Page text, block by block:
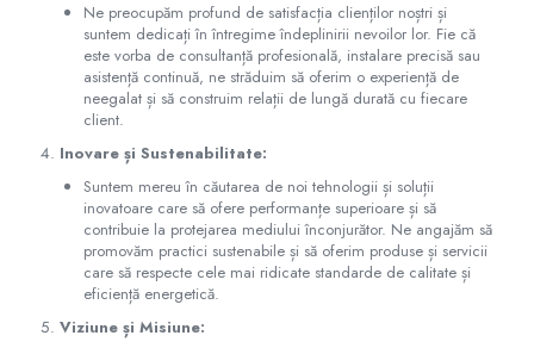
Ne preocupăm profund de satisfacția clienților noștri și
suntem dedicați în întregime îndeplinirii nevoilor lor. Fie că
este vorba de consultanță profesională, instalare precisă sau
asistență continuă, ne străduim să oferim o experiență de
neegalat și să construim relații de lungă durată cu fiecare
client.
Inovare și Sustenabilitate:
Suntem mereu în căutarea de noi tehnologii și soluții
inovatoare care să ofere performanțe superioare și să
contribuie la protejarea mediului înconjurător. Ne angajăm să
promovăm practici sustenabile și să oferim produse și servicii
care să respecte cele mai ridicate standarde de calitate și
eficiență energetică.
Viziune și Misiune: